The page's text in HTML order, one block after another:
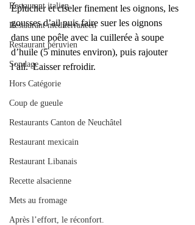
Restaurant italien
Restaurant méditerranéen
Restaurant péruvien
Sondage
Hors Catégorie
Coup de gueule
Restaurants Canton de Neuchâtel
Restaurant mexicain
Restaurant Libanais
Recette alsacienne
Mets au fromage
Après l’effort, le réconfort.
Éplucher et ciseler finement les oignons, les
gousses d’ail puis faire suer les oignons
dans une poêle avec la cuillerée à soupe
d’huile (5 minutes environ), puis rajouter
l’ail.  Laisser refroidir.